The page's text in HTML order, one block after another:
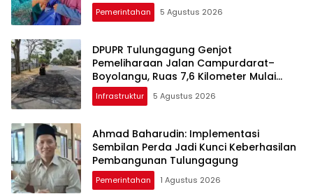
Pemerintahan 5 Agustus 2026
DPUPR Tulungagung Genjot
Pemeliharaan Jalan Campurdarat–
Boyolangu, Ruas 7,6 Kilometer Mulai
Diperbaiki
Infrastruktur 5 Agustus 2026
Ahmad Baharudin: Implementasi
Sembilan Perda Jadi Kunci Keberhasilan
Pembangunan Tulungagung
Pemerintahan 1 Agustus 2026